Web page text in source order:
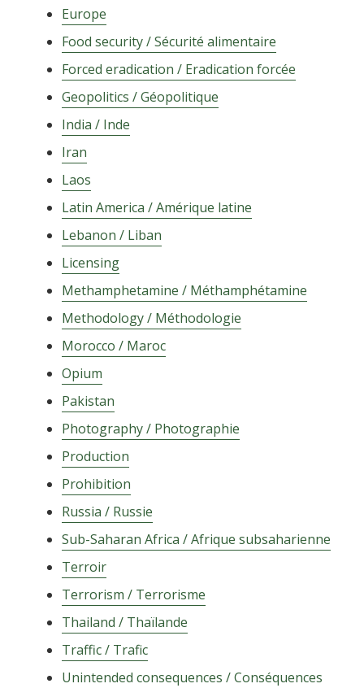
Europe
Food security / Sécurité alimentaire
Forced eradication / Eradication forcée
Geopolitics / Géopolitique
India / Inde
Iran
Laos
Latin America / Amérique latine
Lebanon / Liban
Licensing
Methamphetamine / Méthamphétamine
Methodology / Méthodologie
Morocco / Maroc
Opium
Pakistan
Photography / Photographie
Production
Prohibition
Russia / Russie
Sub-Saharan Africa / Afrique subsaharienne
Terroir
Terrorism / Terrorisme
Thailand / Thaïlande
Traffic / Trafic
Unintended consequences / Conséquences